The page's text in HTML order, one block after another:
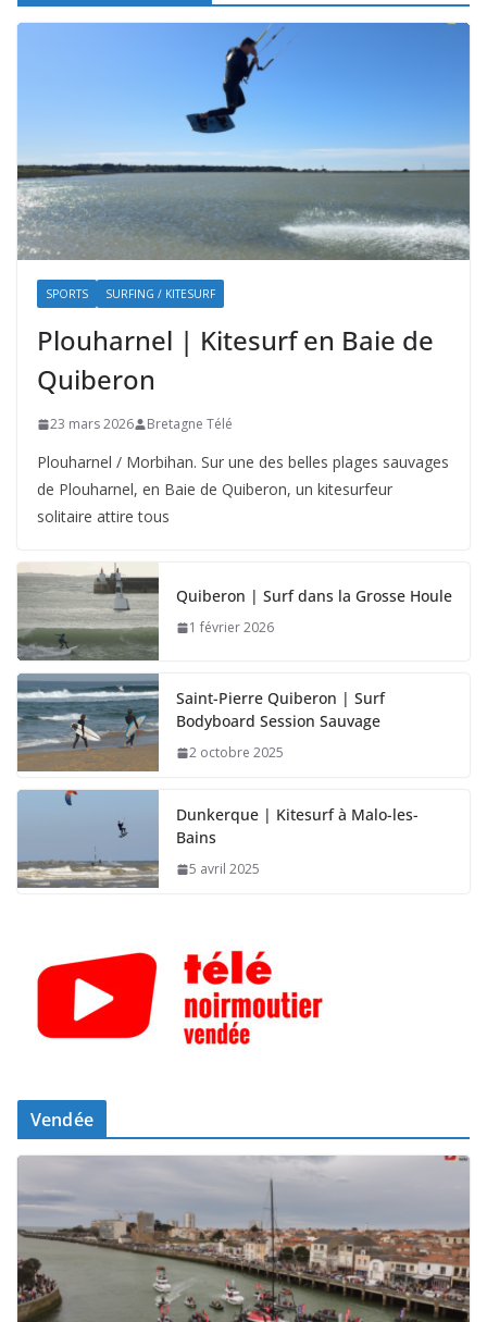
SPORTS SURFING / KITESURF
Plouharnel | Kitesurf en Baie de
Quiberon
23 mars 2026 Bretagne Télé
Plouharnel / Morbihan. Sur une des belles plages sauvages
de Plouharnel, en Baie de Quiberon, un kitesurfeur
solitaire attire tous
Quiberon | Surf dans la Grosse Houle
1 février 2026
Saint-Pierre Quiberon | Surf
Bodyboard Session Sauvage
2 octobre 2025
Dunkerque | Kitesurf à Malo-les-
Bains
5 avril 2025
Vendée